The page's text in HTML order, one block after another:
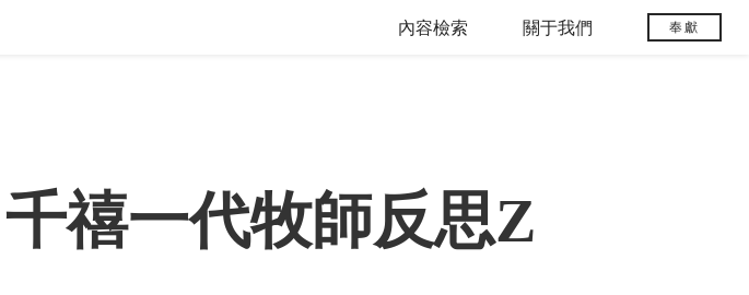
內容檢索 關于我們 奉獻
禧一代牧師反思Z